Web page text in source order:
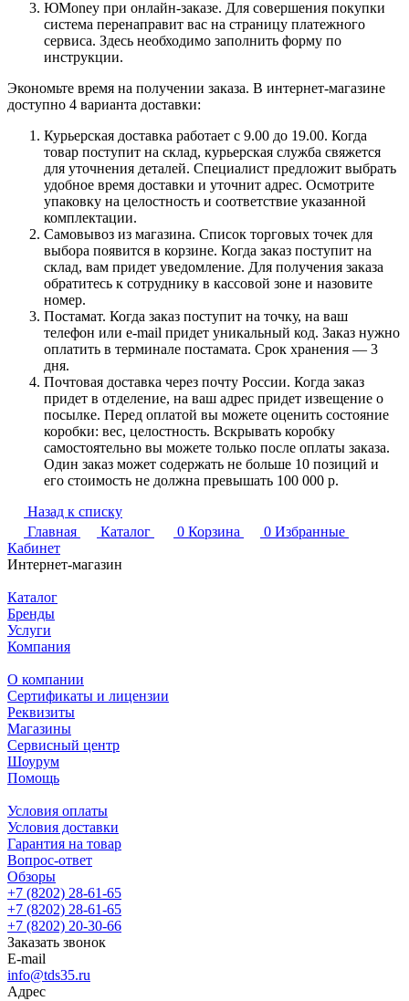
ЮMoney при онлайн-заказе. Для совершения покупки
система перенаправит вас на страницу платежного
сервиса. Здесь необходимо заполнить форму по
инструкции.
Экономьте время на получении заказа. В интернет-магазине
доступно 4 варианта доставки:
Курьерская доставка работает с 9.00 до 19.00. Когда
товар поступит на склад, курьерская служба свяжется
для уточнения деталей. Специалист предложит выбрать
удобное время доставки и уточнит адрес. Осмотрите
упаковку на целостность и соответствие указанной
комплектации.
Самовывоз из магазина. Список торговых точек для
выбора появится в корзине. Когда заказ поступит на
склад, вам придет уведомление. Для получения заказа
обратитесь к сотруднику в кассовой зоне и назовите
номер.
Постамат. Когда заказ поступит на точку, на ваш
телефон или e-mail придет уникальный код. Заказ нужно
оплатить в терминале постамата. Срок хранения — 3
дня.
Почтовая доставка через почту России. Когда заказ
придет в отделение, на ваш адрес придет извещение о
посылке. Перед оплатой вы можете оценить состояние
коробки: вес, целостность. Вскрывать коробку
самостоятельно вы можете только после оплаты заказа.
Один заказ может содержать не больше 10 позиций и
его стоимость не должна превышать 100 000 р.
Назад к списку
Главная
Каталог 0 Корзина 0 Избранные
Кабинет
Интернет-магазин
Каталог
Бренды
Услуги
Компания
О компании
Сертификаты и лицензии
Реквизиты
Магазины
Сервисный центр
Шоурум
Помощь
Условия оплаты
Условия доставки
Гарантия на товар
Вопрос-ответ
Обзоры
+7 (8202) 28‑61-65
+7 (8202) 28‑61-65
+7 (8202) 20‑30-66
Заказать звонок
E-mail
info@tds35.ru
Адрес